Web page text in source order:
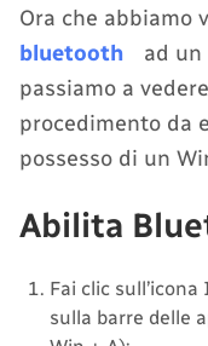
Ora che abbiamo
bluetooth
ad un
passiamo a
procedimento da
possesso di un
Abilita
Fai clic
sulla barre delle